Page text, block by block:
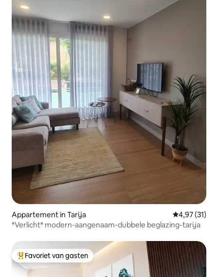
Appartement in Tarija Gemiddelde
4,97 (31)
*Verlicht* modern-aangenaam-dubbele beglazing-tarija
Topfavoriet van gasten
Favoriet van gasten